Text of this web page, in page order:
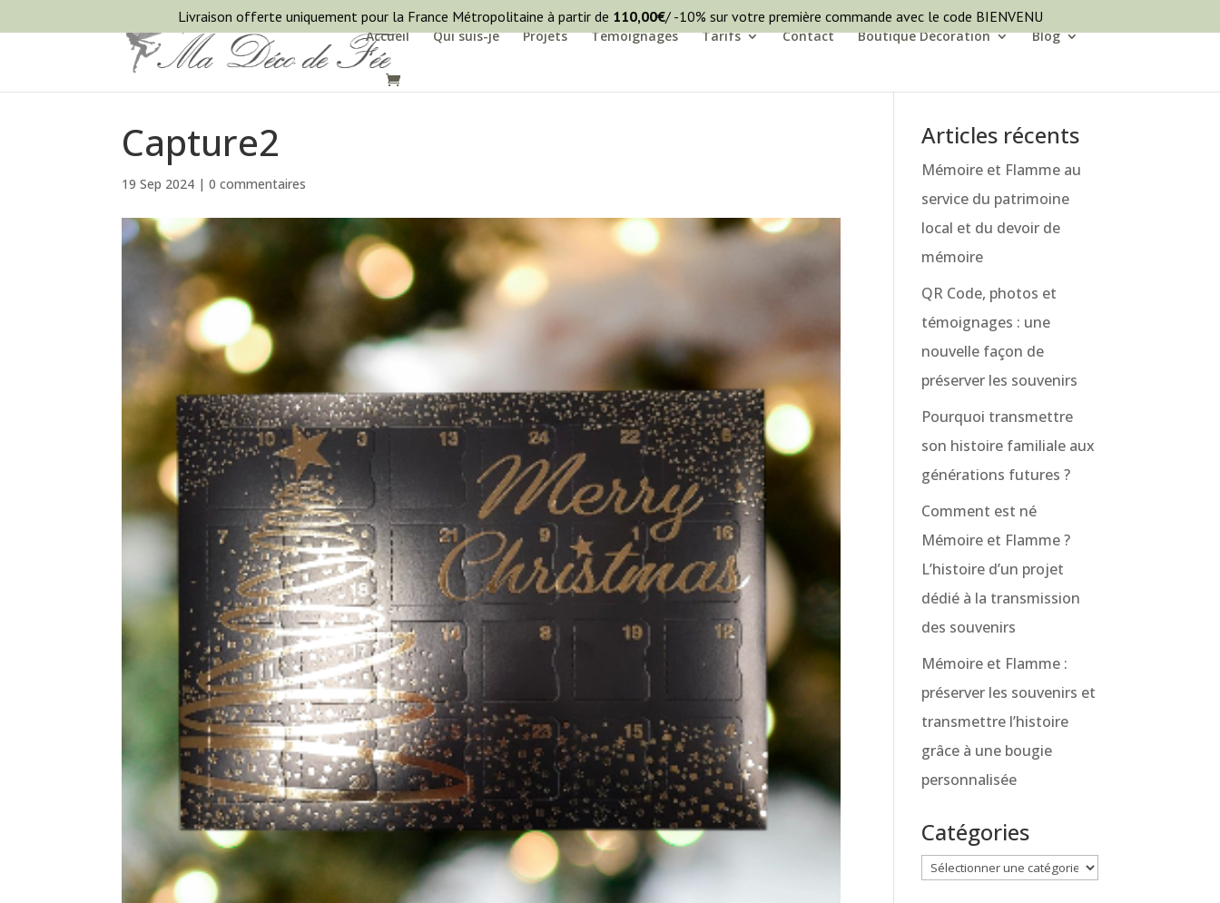
Accueil Qui suis-je Projets Témoignages Tarifs Contact Boutique Décoration Blog
Capture2
19 Sep 2024 |0 commentaires
Articles récents
Mémoire et Flamme au
service du patrimoine
local et du devoir de
mémoire
QR Code, photos et
témoignages : une
nouvelle façon de
préserver les souvenirs
Pourquoi transmettre
son histoire familiale aux
générations futures ?
Comment est né
Mémoire et Flamme ?
L’histoire d’un projet
dédié à la transmission
des souvenirs
Mémoire et Flamme :
préserver les souvenirs et
transmettre l’histoire
grâce à une bougie
personnalisée
Catégories
Catégories
Livraison offerte uniquement pour la France Métropolitaine à partir de 110,00€/ -10% sur votre première commande avec le code BIENVENU